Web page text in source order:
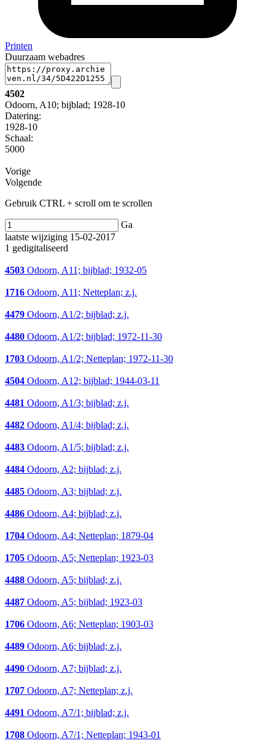
Printen
Duurzaam webadres
4502
Odoorn, A10; bijblad; 1928-10
Datering:
1928-10
Schaal:
5000
Vorige
Volgende
Gebruik CTRL + scroll om te scrollen
Ga
laatste wijziging 15-02-2017
1 gedigitaliseerd
4503 Odoorn, A11; bijblad; 1932-05
1716 Odoorn, A11; Netteplan; z.j.
4479 Odoorn, A1/2; bijblad; z.j.
4480 Odoorn, A1/2; bijblad; 1972-11-30
1703 Odoorn, A1/2; Netteplan; 1972-11-30
4504 Odoorn, A12; bijblad; 1944-03-11
4481 Odoorn, A1/3; bijblad; z.j.
4482 Odoorn, A1/4; bijblad; z.j.
4483 Odoorn, A1/5; bijblad; z.j.
4484 Odoorn, A2; bijblad; z.j.
4485 Odoorn, A3; bijblad; z.j.
4486 Odoorn, A4; bijblad; z.j.
1704 Odoorn, A4; Netteplan; 1879-04
1705 Odoorn, A5; Netteplan; 1923-03
4488 Odoorn, A5; bijblad; z.j.
4487 Odoorn, A5; bijblad; 1923-03
1706 Odoorn, A6; Netteplan; 1903-03
4489 Odoorn, A6; bijblad; z.j.
4490 Odoorn, A7; bijblad; z.j.
1707 Odoorn, A7; Netteplan; z.j.
4491 Odoorn, A7/1; bijblad; z.j.
1708 Odoorn, A7/1; Netteplan; 1943-01